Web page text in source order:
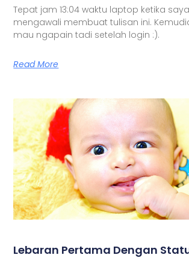
Tepat jam 13:04 waktu laptop ketika
mengawali membuat tulisan ini.
mau ngapain tadi setelah login :).
Read More
Lebaran Pertama Dengan